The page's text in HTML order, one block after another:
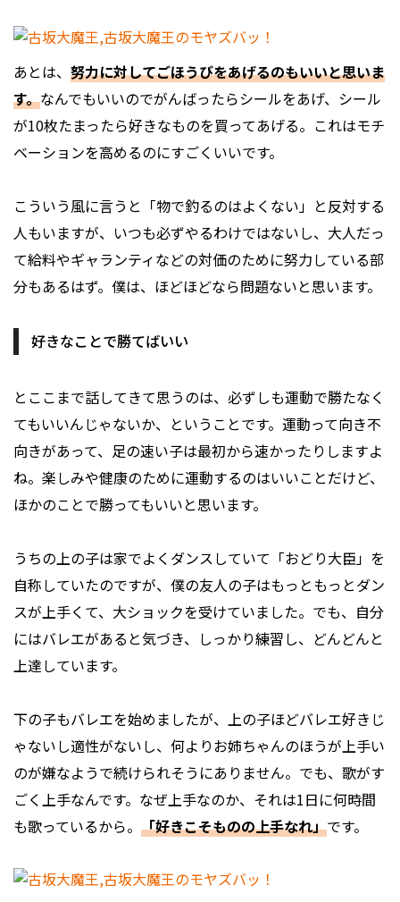
あとは、 努力に対してごほうびをあげるのもいいと思いま
す。なんでもいいのでがんばったらシールをあげ、シール
が10枚たまったら好きなものを買ってあげる。これはモチ
ベーションを高めるのにすごくいいです。
こういう風に言うと「物で釣るのはよくない」と反対する
人もいますが、いつも必ずやるわけではないし、大人だっ
て給料やギャランティなどの対価のために努力している部
分もあるはず。僕は、ほどほどなら問題ないと思います。
好きなことで勝てばいい
とここまで話してきて思うのは、必ずしも運動で勝たなく
てもいいんじゃないか、ということです。運動って向き不
向きがあって、足の速い子は最初から速かったりしますよ
ね。楽しみや健康のために運動するのはいいことだけど、
ほかのことで勝ってもいいと思います。
うちの上の子は家でよくダンスしていて「おどり大臣」を
自称していたのですが、僕の友人の子はもっともっとダン
スが上手くて、大ショックを受けていました。でも、自分
にはバレエがあると気づき、しっかり練習し、どんどんと
上達しています。
下の子もバレエを始めましたが、上の子ほどバレエ好きじ
ゃないし適性がないし、何よりお姉ちゃんのほうが上手い
のが嫌なようで続けられそうにありません。でも、歌がす
ごく上手なんです。なぜ上手なのか、それは1日に何時間
も歌っているから。 「好きこそものの上手なれ」です。